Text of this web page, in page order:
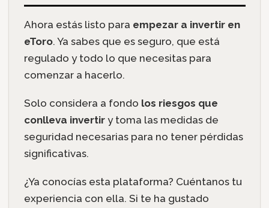
Ahora estás listo para empezar a invertir en
eToro. Ya sabes que es seguro, que está
regulado y todo lo que necesitas para
comenzar a hacerlo.
Solo considera a fondo los riesgos que
conlleva invertir y toma las medidas de
seguridad necesarias para no tener pérdidas
significativas.
¿Ya conocías esta plataforma? Cuéntanos tu
experiencia con ella. Si te ha gustado